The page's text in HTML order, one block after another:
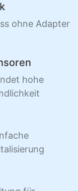
ohne Adapter
hohe